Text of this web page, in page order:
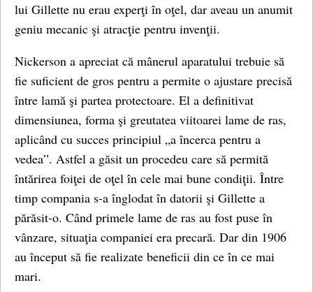
lui Gillette nu erau experţi în oţel, dar aveau un anumit
geniu mecanic şi atracţie pentru invenţii.
Nickerson a apreciat că mânerul aparatului trebuie să
fie suficient de gros pentru a permite o ajustare precisă
între lamă şi partea protectoare. El a definitivat
dimensiunea, forma şi greutatea viitoarei lame de ras,
aplicând cu succes principiul „a încerca pentru a
vedea”. Astfel a găsit un procedeu care să permită
întărirea foiţei de oţel în cele mai bune condiţii. Între
timp compania s-a înglodat în datorii şi Gillette a
părăsit-o. Când primele lame de ras au fost puse în
vânzare, situaţia companiei era precară. Dar din 1906
au început să fie realizate beneficii din ce în ce mai
mari.